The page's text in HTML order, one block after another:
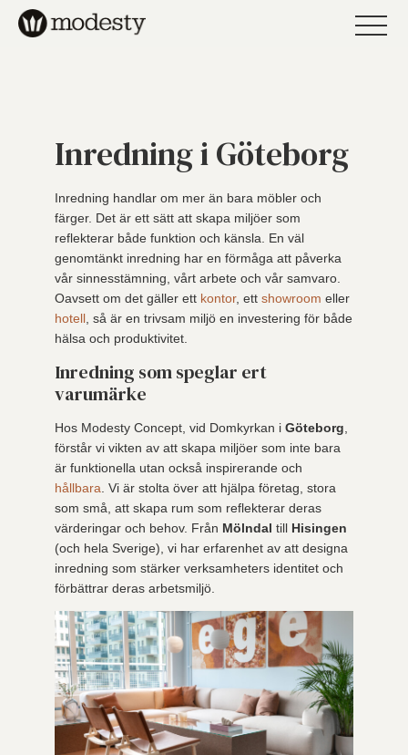
Inredning i Göteborg
Inredning handlar om mer än bara möbler och
färger. Det är ett sätt att skapa miljöer som
reflekterar både funktion och känsla. En väl
genomtänkt inredning har en förmåga att påverka
vår sinnesstämning, vårt arbete och vår samvaro.
Oavsett om det gäller ett kontor, ettshowroom eller
hotell , så är en trivsam miljö en investering för både
hälsa och produktivitet.
Inredning som speglar ert
varumärke
Hos Modesty Concept, vid Domkyrkan iGöteborg
förstår vi vikten av att skapa miljöer som inte bara
är funktionella utan också inspirerande och
hållbara . Vi är stolta över att hjälpa företag, stora
som små, att skapa rum som reflekterar deras
värderingar och behov. Från Mölndal till Hisingen
(och hela Sverige), vi har erfarenhet av att designa
inredning som stärker verksamheters identitet och
förbättrar deras arbetsmiljö.